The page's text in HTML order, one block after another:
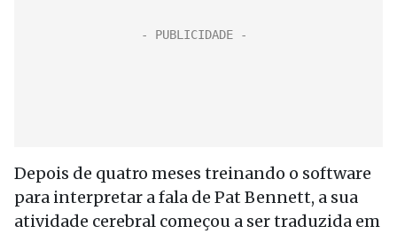
Depois de quatro meses treinando o software
para interpretar a fala de Pat Bennett, a sua
atividade cerebral começou a ser traduzida em